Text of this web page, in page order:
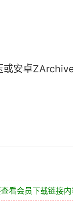
安卓
看会员下载链接